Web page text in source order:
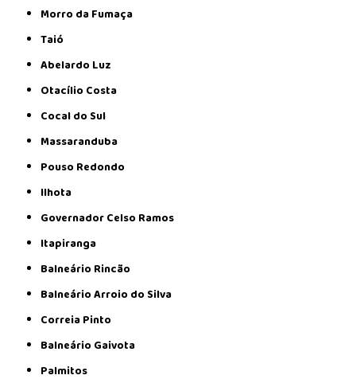
Morro da Fumaça
Taió
Abelardo Luz
Otacílio Costa
Cocal do Sul
Massaranduba
Pouso Redondo
Ilhota
Governador Celso Ramos
Itapiranga
Balneário Rincão
Balneário Arroio do Silva
Correia Pinto
Balneário Gaivota
Palmitos